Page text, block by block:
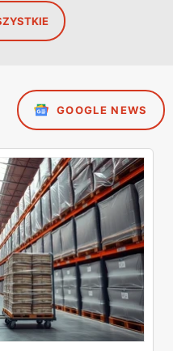
GOOGLE NEWS